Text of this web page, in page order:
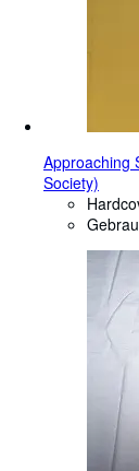
Approaching
Society)